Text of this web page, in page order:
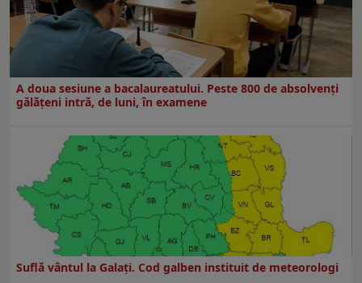
A doua sesiune a bacalaureatului. Peste 800 de absolvenţi
gălăţeni intră, de luni, în examene
Suflă vântul la Galaţi. Cod galben instituit de meteorologi